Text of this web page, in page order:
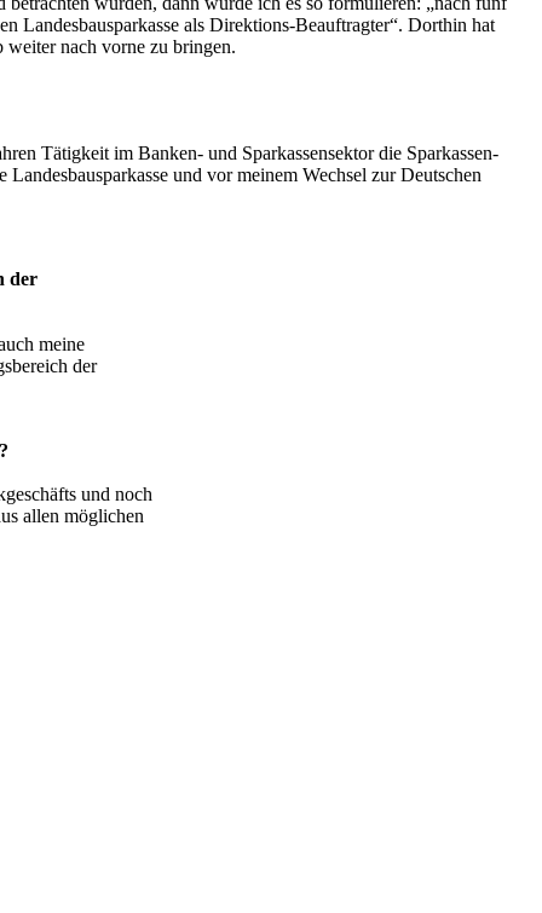
Landesbausparkasse als Direktions-Beauftragter“. Dorthin hat
weiter nach vorne zu bringen.
Tätigkeit im Banken- und Sparkassensektor die Sparkassen-
und vor meinem Wechsel zur Deutschen
der
meine
der
und noch
allen möglichen